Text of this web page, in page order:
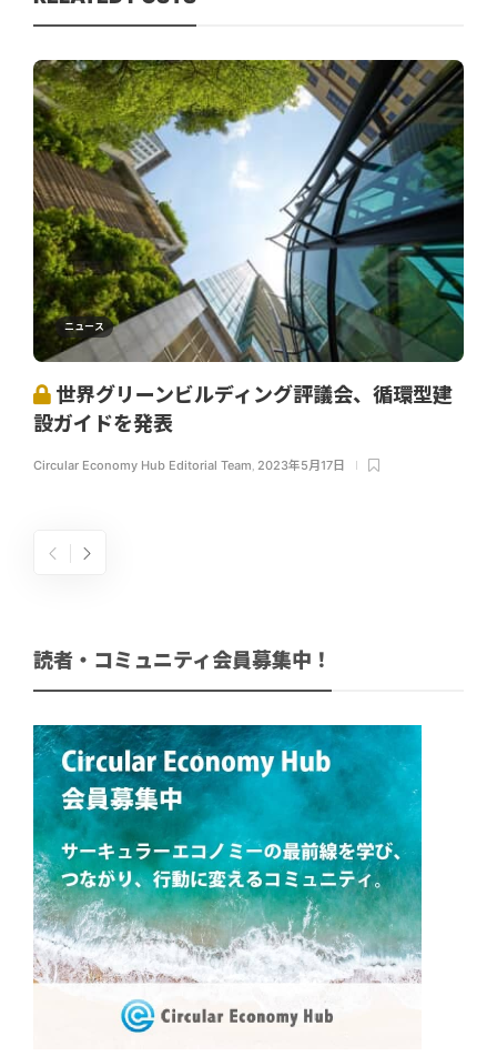
ニュース
世界グリーンビルディング評議会、循環型建
設ガイドを発表
Circular Economy Hub Editorial Team, 2023年5月17日
読者・コミュニティ会員募集中！